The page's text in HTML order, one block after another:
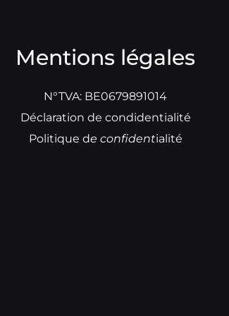
Mentions légales
N°TVA: BE0679891014
Déclaration de condidentialité
Politique de confidentialité